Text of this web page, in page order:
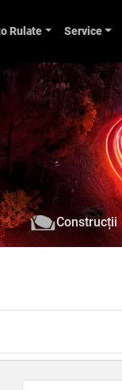
Rulate Service
Construcții